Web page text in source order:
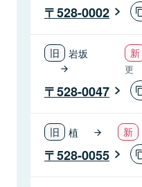
528-0002
岩坂
更
528-0047
植
528-0055